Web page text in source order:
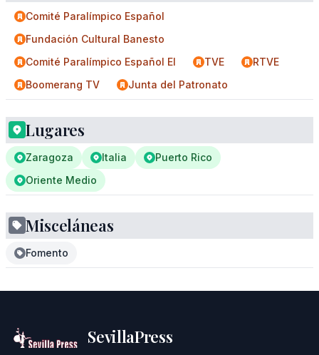
Comité Paralímpico Español
Fundación Cultural Banesto
Comité Paralímpico Español El
TVE
RTVE
Boomerang TV
Junta del Patronato
Lugares
Zaragoza Italia
Puerto Rico
Oriente Medio
Misceláneas
Fomento
SevillaPress